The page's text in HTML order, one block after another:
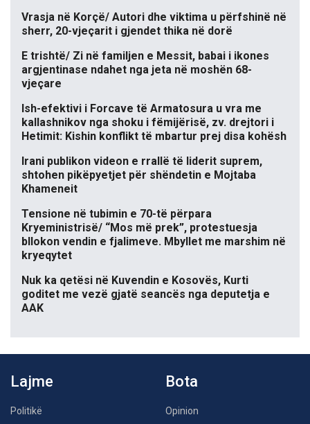
Vrasja në Korçë/ Autori dhe viktima u përfshinë në
sherr, 20-vjeçarit i gjendet thika në dorë
E trishtë/ Zi në familjen e Messit, babai i ikones
argjentinase ndahet nga jeta në moshën 68-
vjeçare
Ish-efektivi i Forcave të Armatosura u vra me
kallashnikov nga shoku i fëmijërisë, zv. drejtori i
Hetimit: Kishin konflikt të mbartur prej disa kohësh
Irani publikon videon e rrallë të liderit suprem,
shtohen pikëpyetjet për shëndetin e Mojtaba
Khameneit
Tensione në tubimin e 70-të përpara
Kryeministrisë/ “Mos më prek”, protestuesja
bllokon vendin e fjalimeve. Mbyllet me marshim në
kryeqytet
Nuk ka qetësi në Kuvendin e Kosovës, Kurti
goditet me vezë gjatë seancës nga deputetja e
AAK
Lajme
Politikë
Bota
Opinion